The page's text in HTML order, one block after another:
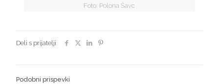
Foto: Polona Šavc
Deli s prijatelji
Podobni prispevki